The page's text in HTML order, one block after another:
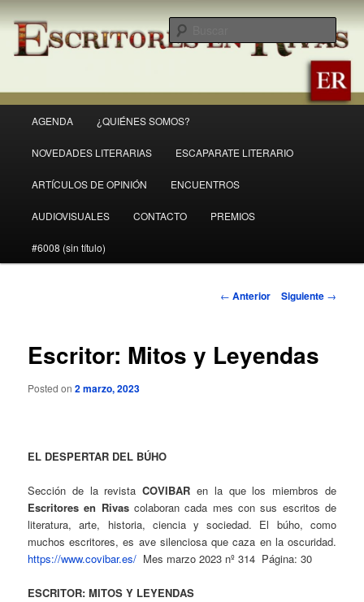
Ir
al
contenido
principal
Revista Escritores en Rivas
principal
AGENDA ¿QUIÉNES SOMOS?
NOVEDADES LITERARIAS ESCAPARATE LITERARIO
ARTÍCULOS DE OPINIÓN ENCUENTROS
AUDIOVISUALES CONTACTO PREMIOS
#6008 (sin título)
Navegación
← Anterior Siguiente →
Escritor: Mitos y Leyendas
Posted on2 marzo, 2023
EL DESPERTAR DEL BÚHO
Sección de la revistaCOVIBAR en la que los miembros de
Escritores en Rivascolaboran cada mes con sus escritos de
literatura, arte, historia, ciencia y sociedad. El búho, como
muchos escritores, es ave silenciosa que caza en la oscuridad.
https://www.covibar.es/ Mes marzo 2023 nº 314 Página: 30
ESCRITOR: MITOS Y LEYENDAS